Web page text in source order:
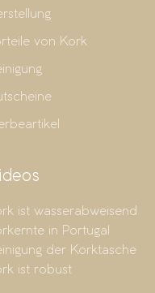
von Kork
ist wasserabweisend
in Portugal
der Korktasche
ist robust